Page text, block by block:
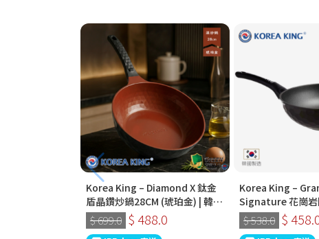
Korea King – Diamond X 鈦金
盾晶鑽炒鍋28CM (琥珀金) | 韓國
製易潔鑊 (連蓋)
$ 699.0 $ 488.0
Korea King –
Signature 花崗岩
32cm深炒鍋 〡經
國製易潔鑊
$ 538.0 $